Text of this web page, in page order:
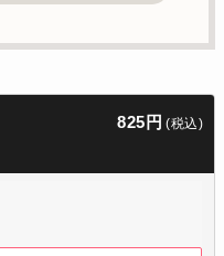
825円 (税込)